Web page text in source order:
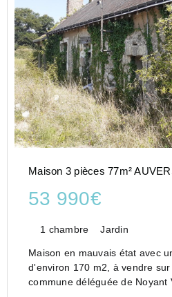
Maison 3 pièces 77m²
53 990€
1 chambre Jardin
Maison en mauvais état avec
d'environ 170 m2, à vendre
commune déléguée de Noyant